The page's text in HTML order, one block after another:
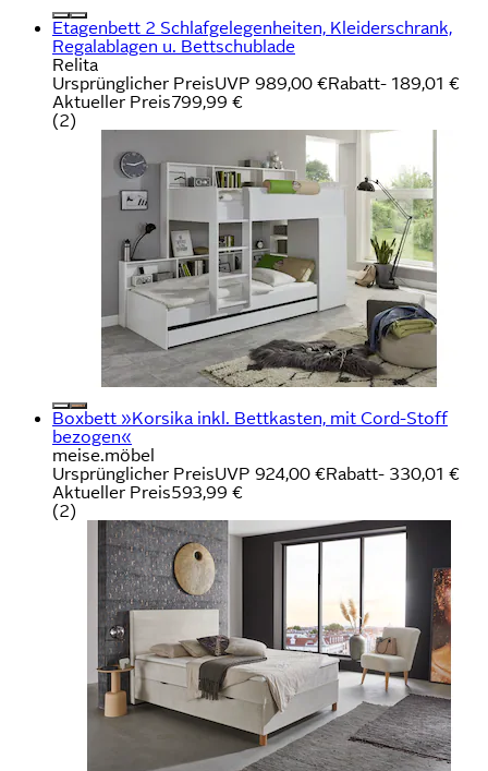
Etagenbett 2 Schlafgelegenheiten, Kleiderschrank,
Regalablagen u. Bettschublade
Relita
Ursprünglicher PreisUVP 989,00 €Rabatt- 189,01 €
Aktueller Preis799,99 €
(2)
Boxbett »Korsika inkl. Bettkasten, mit Cord-Stoff
bezogen«
meise.möbel
Ursprünglicher PreisUVP 924,00 €Rabatt- 330,01 €
Aktueller Preis593,99 €
(2)